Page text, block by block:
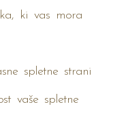
ki vas mora
spletne strani
vaše spletne